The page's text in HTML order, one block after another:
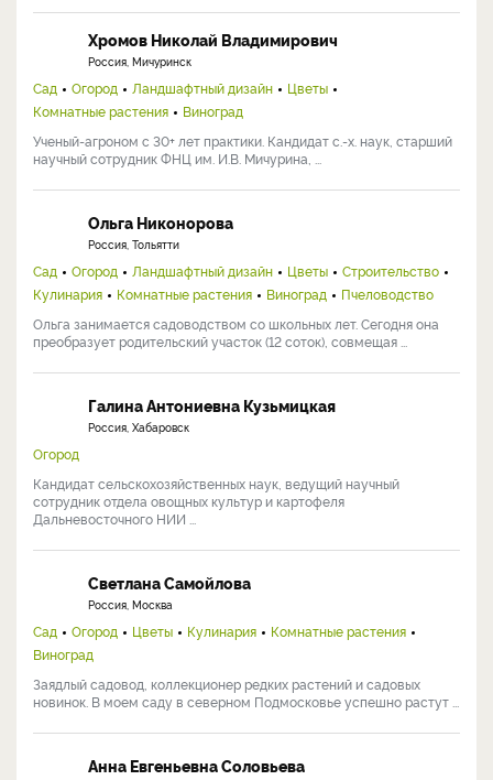
Хромов Николай Владимирович
Россия, Мичуринск
Сад Огород Ландшафтный дизайн
Цветы
Комнатные растения
Виноград
Ученый-агроном с 30+ лет практики. Кандидат с.-х. наук, старший
научный сотрудник ФНЦ им. И.В. Мичурина, ...
Ольга Никонорова
Россия, Тольятти
Сад Огород Ландшафтный дизайн Цветы
Строительство
Кулинария
Комнатные растения Виноград
Пчеловодство
Ольга занимается садоводством со школьных лет. Сегодня она
преобразует родительский участок (12 соток), совмещая ...
Галина Антониевна Кузьмицкая
Россия, Хабаровск
Огород
Кандидат сельскохозяйственных наук, ведущий научный
сотрудник отдела овощных культур и картофеля
Дальневосточного НИИ ...
Светлана Самойлова
Россия, Москва
Сад Огород Цветы Кулинария
Комнатные растения
Виноград
Заядлый садовод, коллекционер редких растений и садовых
новинок. В моем саду в северном Подмосковье успешно растут ...
Анна Евгеньевна Соловьева